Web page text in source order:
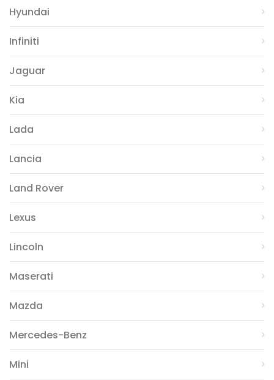
Hyundai
Infiniti
Jaguar
Kia
Lada
Lancia
Land Rover
Lexus
Lincoln
Maserati
Mazda
Mercedes-Benz
Mini